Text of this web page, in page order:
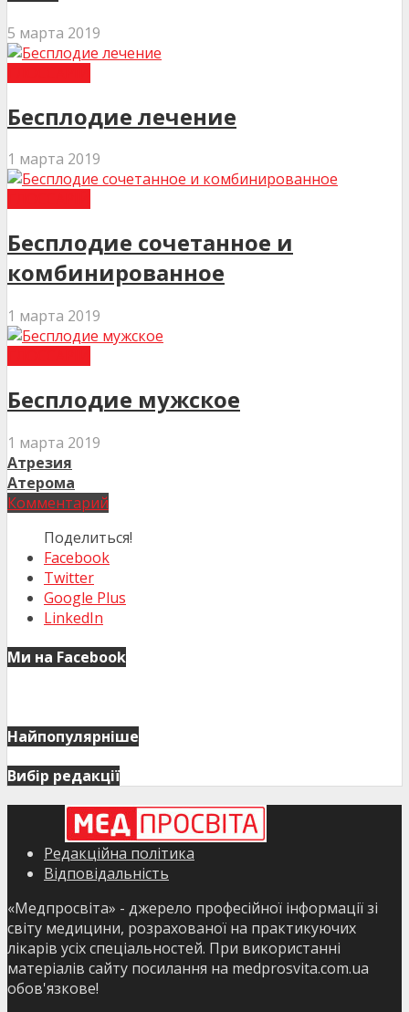
5 марта 2019
Бесплодие лечение
1 марта 2019
Бесплодие сочетанное и
комбинированное
1 марта 2019
Бесплодие мужское
1 марта 2019
Атрезия
Атерома
Комментарий
Поделиться!
Facebook
Twitter
Google Plus
LinkedIn
Ми на Facebook
Найпопулярніше
Вибір редакції
Редакційна політика
Відповідальність
«Медпросвіта» - джерело професійної інформації зі
світу медицини, розрахованої на практикуючих
лікарів усіх спеціальностей. При використанні
матеріалів сайту посилання на medprosvita.com.ua
обов'язкове!